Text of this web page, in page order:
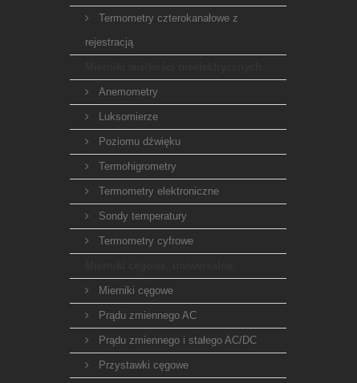
Termometry czterokanałowe z
rejestracją
Anemometry
Luksomierze
Poziomu dźwięku
Termohigrometry
Termometry elektroniczne
Sondy temperatury
Termometry cyfrowe
Mierniki cęgowe
Prądu zmiennego AC
Prądu zmiennego i stałego AC/DC
Przystawki cęgowe